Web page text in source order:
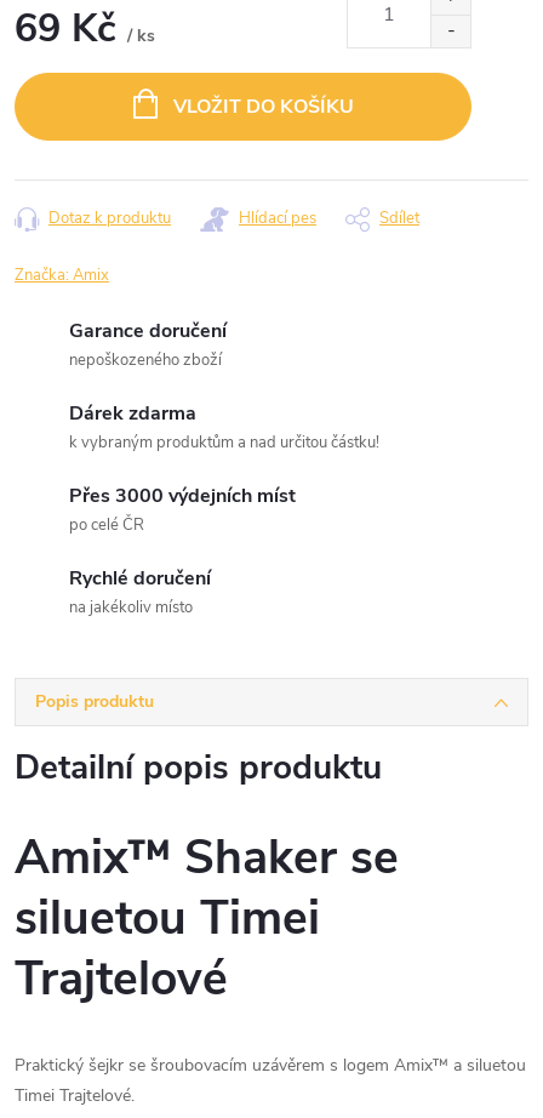
69 Kč / ks
cena:
VLOŽIT DO KOŠÍKU
Dotaz k produktu Hlídací pes Sdílet
Značka:Amix
Garance doručení
nepoškozeného zboží
Dárek zdarma
k vybraným produktům a nad určitou částku!
Přes 3000 výdejních míst
po celé ČR
Rychlé doručení
na jakékoliv místo
Popis produktu
Detailní popis produktu
Amix™ Shaker se
siluetou Timei
Trajtelové
Praktický šejkr se šroubovacím uzávěrem s logem Amix™ a siluetou
Timei Trajtelové.